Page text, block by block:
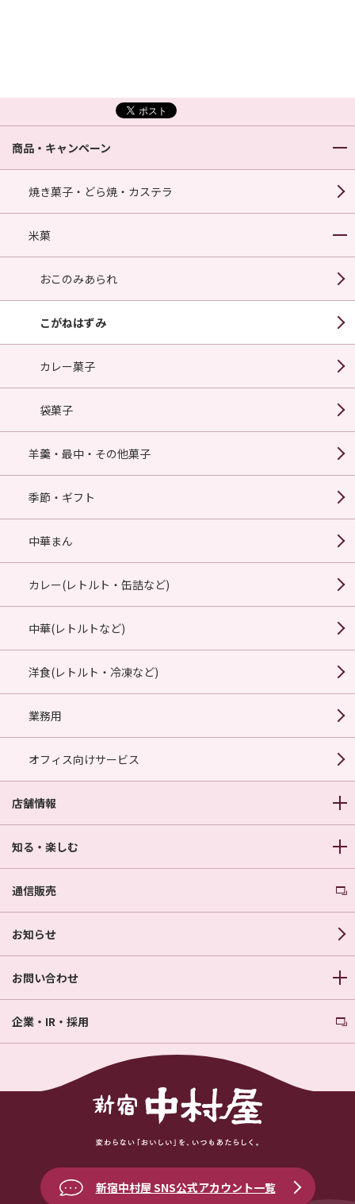
商品・キャンペーン
焼き菓子・どら焼・カステラ
米菓
おこのみあられ
こがねはずみ
カレー菓子
袋菓子
羊羹・最中・その他菓子
季節・ギフト
中華まん
カレー(レトルト・缶詰など)
中華(レトルトなど)
洋食(レトルト・冷凍など)
業務用
オフィス向けサービス
店舗情報
知る・楽しむ
通信販売
お知らせ
お問い合わせ
企業・IR・採用
新宿中村屋 SNS公式アカウント一覧